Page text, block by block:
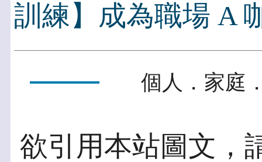
訓練】成為職場 A
個人．家庭
欲引用本站圖文，